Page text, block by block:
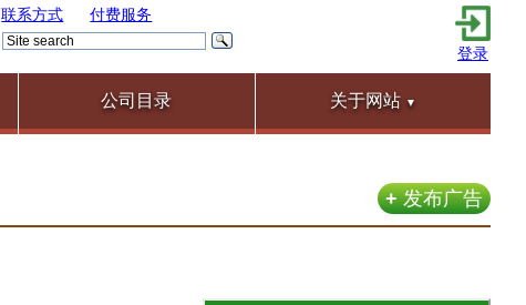
联系方式 付费服务
登录
公司目录 关于网站 ▼
+发布广告